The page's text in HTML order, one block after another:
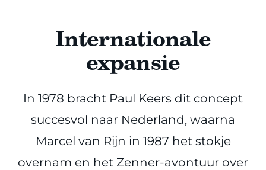
Internationale
expansie
In 1978 bracht Paul Keers dit concept
succesvol naar Nederland, waarna
Marcel van Rijn in 1987 het stokje
overnam en het Zenner-avontuur over